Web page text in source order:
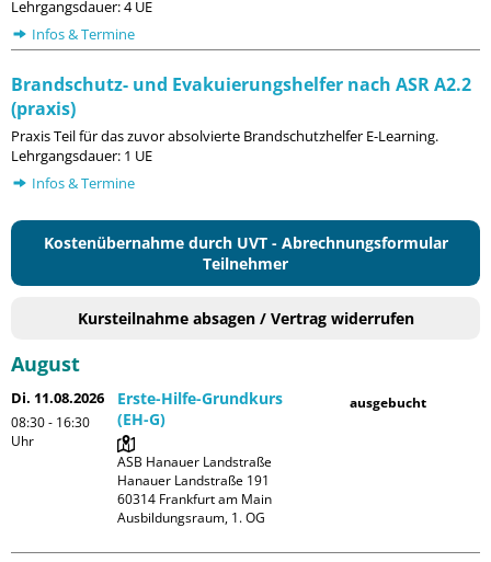
Lehrgangsdauer: 4 UE
Infos & Termine
Brandschutz- und Evakuierungshelfer nach ASR A2.2
(praxis)
Praxis Teil für das zuvor absolvierte Brandschutzhelfer E-Learning.
Lehrgangsdauer: 1 UE
Infos & Termine
Kostenübernahme durch UVT - Abrechnungsformular
Teilnehmer
Kursteilnahme absagen / Vertrag widerrufen
August
Di. 11.08.2026
08:30 - 16:30
Uhr
Erste-Hilfe-Grundkurs
(EH-G)
ASB Hanauer Landstraße
Hanauer Landstraße 191
60314 Frankfurt am Main
Ausbildungsraum, 1. OG
ausgebucht